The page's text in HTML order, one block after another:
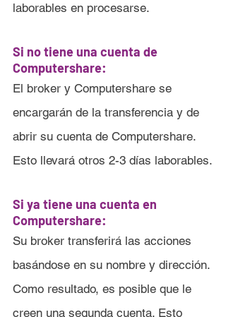
laborables en procesarse.
Si no tiene una cuenta de
Computershare:
El broker y Computershare se
encargarán de la transferencia y de
abrir su cuenta de Computershare.
Esto llevará otros 2-3 días laborables.
Si ya tiene una cuenta en
Computershare:
Su broker transferirá las acciones
basándose en su nombre y dirección.
Como resultado, es posible que le
creen una segunda cuenta. Esto